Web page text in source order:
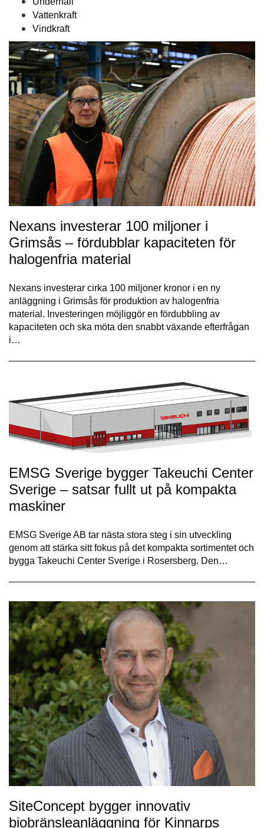
Vattenkraft
Vindkraft
Nexans investerar 100 miljoner i
Grimsås – fördubblar kapaciteten för
halogenfria material
Nexans investerar cirka 100 miljoner kronor i en ny
anläggning i Grimsås för produktion av halogenfria
material. Investeringen möjliggör en fördubbling av
kapaciteten och ska möta den snabbt växande efterfrågan
i…
EMSG Sverige bygger Takeuchi Center
Sverige – satsar fullt ut på kompakta
maskiner
EMSG Sverige AB tar nästa stora steg i sin utveckling
genom att stärka sitt fokus på det kompakta sortimentet och
bygga Takeuchi Center Sverige i Rosersberg. Den…
SiteConcept bygger innovativ
biobränsleanläggning för Kinnarps